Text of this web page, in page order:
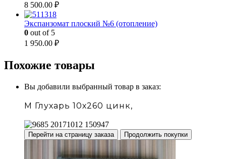
8 500.00 ₽
Экспанзомат плоский №6 (отопление)
0 out of 5
1 950.00 ₽
Похожие товары
Вы добавили выбранный товар в заказ:
М Глухарь 10х260 цинк,
Перейти на страницу заказа Продолжить покупки